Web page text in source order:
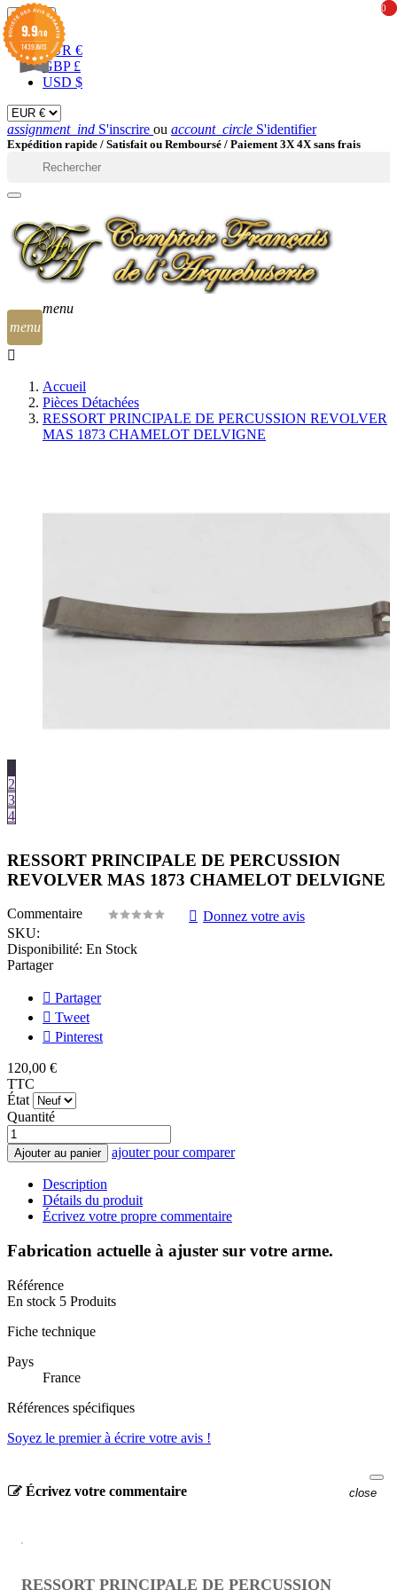
EUR 
EUR €
GBP £
USD $
assignment_ind S'inscrire ou account_circle S'identifier
Expédition rapide / Satisfait ou Remboursé / Paiement 3X 4X sans frais
menu
0
0
menu
Accueil
Pièces Détachées
RESSORT PRINCIPALE DE PERCUSSION REVOLVER
MAS 1873 CHAMELOT DELVIGNE
1
2
3
4
RESSORT PRINCIPALE DE PERCUSSION
REVOLVER MAS 1873 CHAMELOT DELVIGNE
Commentaire
Donnez votre avis
SKU:
Disponibilité: En Stock
Partager
Partager
Tweet
Pinterest
120,00 €
TTC
État
Quantité
Ajouter au panier ajouter pour comparer
Description
Détails du produit
Écrivez votre propre commentaire
Fabrication actuelle à ajuster sur votre arme.
Référence
En stock 5 Produits
Fiche technique
Pays
France
Références spécifiques
Soyez le premier à écrire votre avis !
Écrivez votre commentaire close
RESSORT PRINCIPALE DE PERCUSSION
9.9/10
1439 AVIS